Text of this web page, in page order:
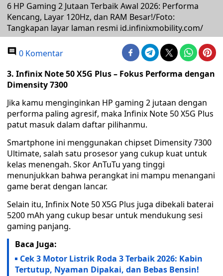
6 HP Gaming 2 Jutaan Terbaik Awal 2026: Performa
Kencang, Layar 120Hz, dan RAM Besar!/Foto:
Tangkapan layar laman resmi id.infinixmobility.com/
0 Komentar
3. Infinix Note 50 X5G Plus – Fokus Performa dengan
Dimensity 7300
Jika kamu menginginkan HP gaming 2 jutaan dengan
performa paling agresif, maka Infinix Note 50 X5G Plus
patut masuk dalam daftar pilihanmu.
Smartphone ini menggunakan chipset Dimensity 7300
Ultimate, salah satu prosesor yang cukup kuat untuk
kelas menengah. Skor AnTuTu yang tinggi
menunjukkan bahwa perangkat ini mampu menangani
game berat dengan lancar.
Selain itu, Infinix Note 50 X5G Plus juga dibekali baterai
5200 mAh yang cukup besar untuk mendukung sesi
gaming panjang.
Baca Juga:
Cek 3 Motor Listrik Roda 3 Terbaik 2026: Kabin
Tertutup, Nyaman Dipakai, dan Bebas Bensin!